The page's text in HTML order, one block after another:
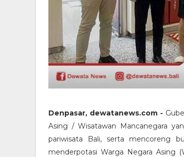
Denpasar, dewatanews.com -
Asing / Wisatawan Mancanegara
pariwisata Bali, serta mencoreng
menderpotasi Warga Negara Asing